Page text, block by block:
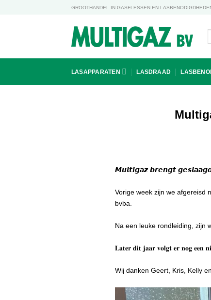
GROOTHANDEL IN GASFLESSEN EN
LASAPPARATEN LASDRAAD
𝙈𝙪𝙡𝙩𝙞𝙜𝙖𝙯 𝙗𝙧𝙚𝙣𝙜𝙩
Vorige week zijn we afgereisd
bvba
Na een leuke rondleiding, zijn
𝐋𝐚𝐭𝐞𝐫 𝐝𝐢𝐭 𝐣𝐚𝐚𝐫 𝐯𝐨𝐥𝐠𝐭 𝐞𝐫 𝐧𝐨𝐠
Wij danken Geert, Kris, Kelly